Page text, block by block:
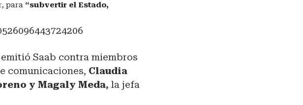
para “subvertir el Estado,
Saab contra miembros
comunicaciones, Claudia
y Magaly Meda, la jefa